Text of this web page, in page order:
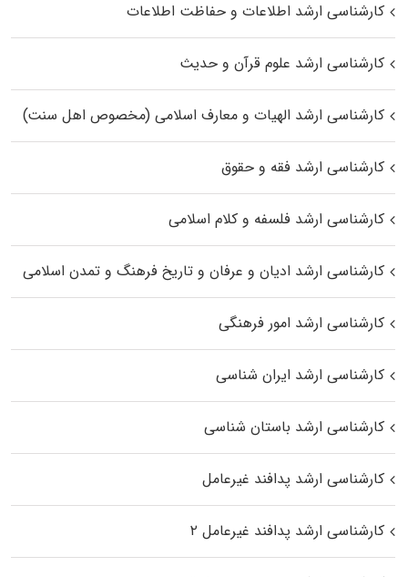
کارشناسی ارشد اطلاعات و حفاظت اطلاعات
کارشناسی ارشد علوم قرآن و حدیث
کارشناسی ارشد الهیات و معارف اسلامی (مخصوص اهل سنت)
کارشناسی ارشد فقه و حقوق
کارشناسی ارشد فلسفه و کلام اسلامی
کارشناسی ارشد ادیان و عرفان و تاریخ فرهنگ و تمدن اسلامی
کارشناسی ارشد امور فرهنگی
کارشناسی ارشد ایران شناسی
کارشناسی ارشد باستان شناسی
کارشناسی ارشد پدافند غیرعامل
کارشناسی ارشد پدافند غیرعامل ۲